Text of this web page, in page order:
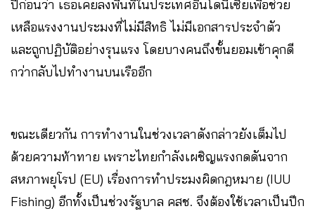
ปีก่อนว่า เธอเคยลงพื้นที่ในประเทศอินโดนีเซียเพื่อช่วย
เหลือแรงงานประมงที่ไม่มีสิทธิ ไม่มีเอกสารประจำตัว
และถูกปฏิบัติอย่างรุนแรง โดยบางคนถึงขั้นยอมเข้าคุกดี
กว่ากลับไปทำงานบนเรืออีก
ขณะเดียวกัน การทำงานในช่วงเวลาดังกล่าวยังเต็มไป
ด้วยความท้าทาย เพราะไทยกำลังเผชิญแรงกดดันจาก
สหภาพยุโรป (EU) เรื่องการทําประมงผิดกฎหมาย (IUU
Fishing) อีกทั้งเป็นช่วงรัฐบาล คสช. จึงต้องใช้เวลาเป็นปีก